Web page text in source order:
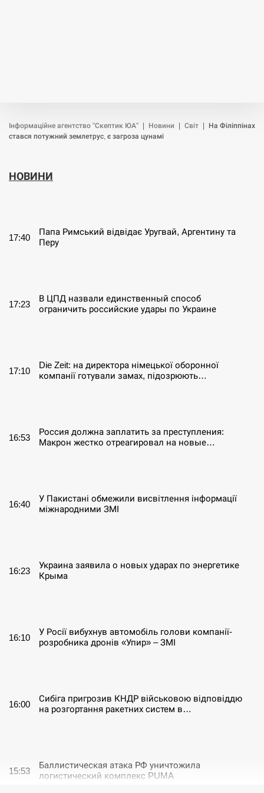
Інформаційне агентство "Скептик ЮА" Новини Світ
На Філіппінах
стався потужний землетрус, є загроза цунамі
НОВИНИ
17:40
Папа Римський відвідає Уругвай, Аргентину та
Перу
17:23
В ЦПД назвали единственный способ
ограничить российские удары по Украине
17:10
Die Zeit: на директора німецької оборонної
компанії готували замах, підозрюють…
16:53
Россия должна заплатить за преступления:
Макрон жестко отреагировал на новые…
16:40
У Пакистані обмежили висвітлення інформації
міжнародними ЗМІ
16:23
Украина заявила о новых ударах по энергетике
Крыма
16:10
У Росії вибухнув автомобіль голови компанії-
розробника дронів «Упир» – ЗМІ
16:00
Сибіга пригрозив КНДР військовою відповіддю
на розгортання ракетних систем в…
15:53
Баллистическая атака РФ уничтожила
логистический комплекс PUMA